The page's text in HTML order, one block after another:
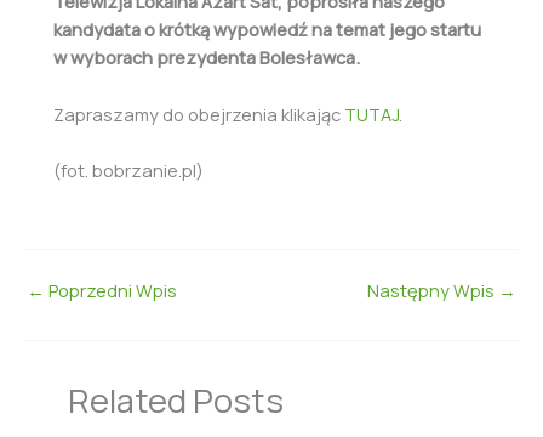
kandydata o krótką wypowiedź na temat jego startu
w wyborach prezydenta Bolesławca.
Zapraszamy do obejrzenia klikając TUTAJ
(fot. bobrzanie.pl)
← Poprzedni Wpis Następny Wpis →
Related Posts